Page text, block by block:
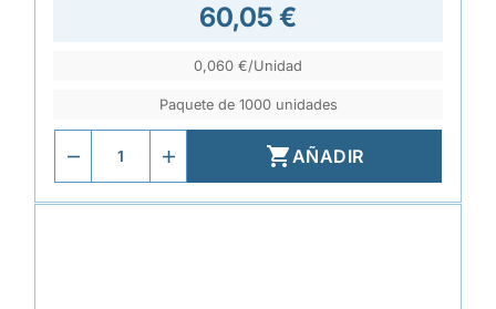
60,05 €
0,060 €/Unidad
Paquete de 1000 unidades
AÑADIR